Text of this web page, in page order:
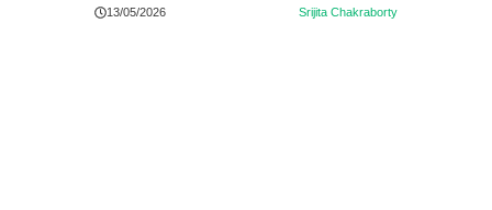
13/05/2026 Srijita Chakraborty